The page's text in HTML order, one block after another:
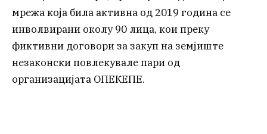
мрежа која била активна од 2019 година се
инволвирани околу 90 лица, кои преку
фиктивни договори за закуп на земјиште
незаконски повлекувале пари од
организацијата ОПЕКЕПЕ.